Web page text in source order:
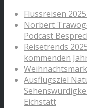
Flussreisen
Norbert
Podcast
Reisetrends
kommenden
Ausflugsziel
Eichstätt